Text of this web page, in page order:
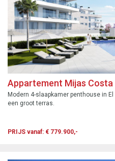
Appartement Mijas Costa
Modern 4-slaapkamer penthouse in
een groot terras.
PRIJS vanaf: € 779.900,-